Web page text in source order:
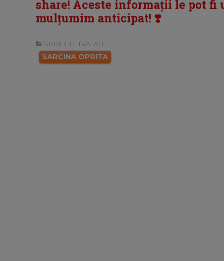
share! Aceste informații le pot
mulțumim anticipat! ❣️
SUBIECTE TRATATE:
SARCINA OPRITA